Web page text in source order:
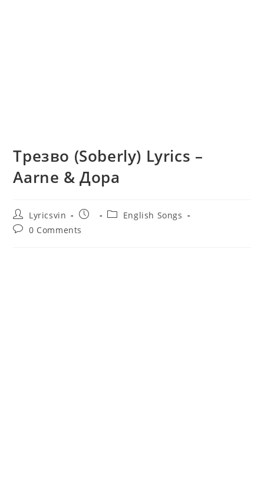
Трезво (Soberly) Lyrics –
Aarne & Дора
Post
author:
Lyricsvin
Post
PostEnglish Songs
Post0 Comments